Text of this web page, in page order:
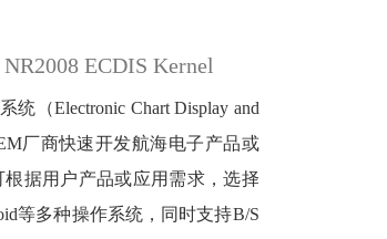
NR2008 ECDIS Kernel
（Electronic Chart Display and
厂商快速开发航海电子产品或
据用户产品或应用需求，选择
等多种操作系统，同时支持B/S